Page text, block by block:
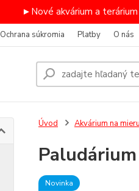
►Nové akvárium a
Ochrana súkromia Platby O nás
Úvod Akvárium na mieru
Novinka